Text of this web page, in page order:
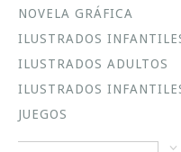
NOVELA GRÁFICA
ILUSTRADOS
ILUSTRADOS ADULTOS
ILUSTRADOS
JUEGOS